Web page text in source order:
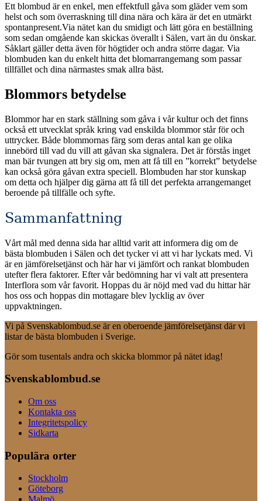
Ett blombud är en enkel, men effektfull gåva som gläder vem som
helst och som överraskning till dina nära och kära är det en utmärkt
spontanpresent.Via nätet kan du smidigt och lätt göra en beställning
som sedan omgående kan skickas överallt i Sälen, vart än du önskar.
Såklart gäller detta även för högtider och andra större dagar. Via
blombuden kan du enkelt hitta det blomarrangemang som passar
tillfället och dina närmastes smak allra bäst.
Blommors betydelse
Blommor har en stark ställning som gåva i vår kultur och det finns
också ett utvecklat språk kring vad enskilda blommor står för och
uttrycker. Både blommornas färg som deras antal kan ge olika
innebörd till vad du vill att gåvan ska signalera. Det är förstås inget
man bär tvungen att bry sig om, men att få till en ”korrekt” betydelse
kan också göra gåvan extra speciell. Blombuden har stor kunskap
om detta och hjälper dig gärna att få till det perfekta arrangemanget
beroende på tillfälle och syfte.
Sammanfattning
Vårt mål med denna sida har alltid varit att informera dig om de
bästa blombuden i Sälen och det tycker vi att vi har lyckats med. Vi
är en jämförelsetjänst och här har vi jämfört och rankat blombuden
utefter flera faktorer. Efter vår bedömning har vi valt att presentera
Interflora som vår favorit. Hoppas du är nöjd med vad du hittar här
hos oss och hoppas din mottagare blev lycklig av över
uppvaktningen.
Vi på Svenskablombud.se är en oberoende jämförelsetjänst där vi
listar de bästa blombuden i Sverige.
Gör som tusentals andra och skicka blommor på nätet idag!
Svenskablombud.se
Om oss
Kontakta oss
Integritetspolicy
Sidkarta
Populära orter
Stockholm
Göteborg